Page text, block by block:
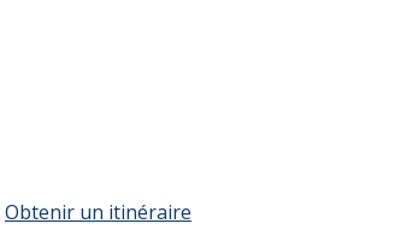
Obtenir un itinéraire